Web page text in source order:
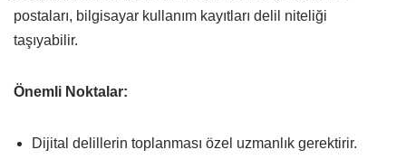
postaları, bilgisayar kullanım kayıtları delil niteliği
taşıyabilir.
Önemli Noktalar:
Dijital delillerin toplanması özel uzmanlık gerektirir.